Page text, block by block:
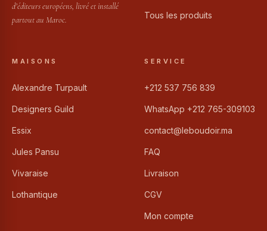
d’éditeurs européens, livré et installé
partout au Maroc.
Tous les produits
MAISONS
Alexandre Turpault
Designers Guild
Essix
Jules Pansu
Vivaraise
Lothantique
SERVICE
+212 537 756 839
WhatsApp +212 765-309103
contact@leboudoir.ma
FAQ
Livraison
CGV
Mon compte